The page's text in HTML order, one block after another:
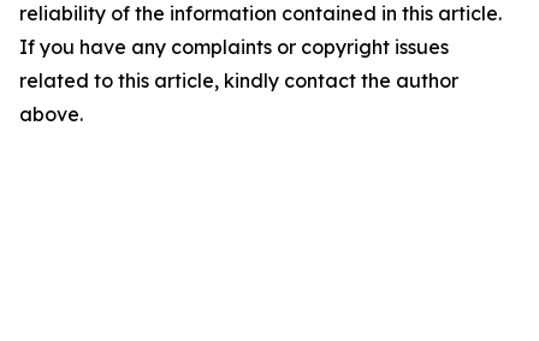
reliability of the information contained in this article.
If you have any complaints or copyright issues
related to this article, kindly contact the author
above.